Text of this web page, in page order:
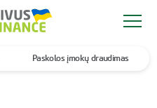
Paskolos įmokų draudimas